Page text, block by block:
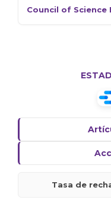
Council of Science
Tasa de